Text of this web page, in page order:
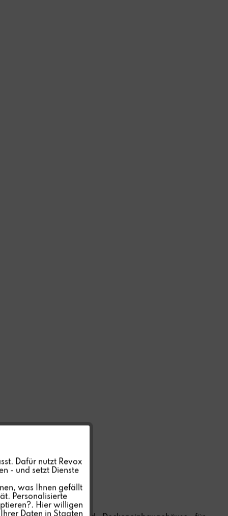
Inaktiv
Inaktiv
Dafür nutzt Revox
- und setzt Dienste
was Ihnen gefällt
Personalisierte
Hier willigen
Daten in Staaten